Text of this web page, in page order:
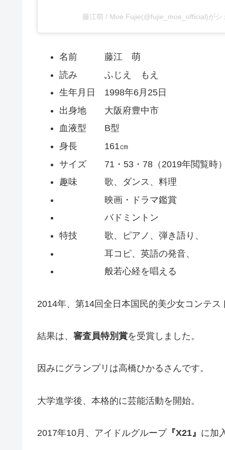
藤江萌 / Moe Fujie(@fujie_moe_official)がシ
名前 藤江 萌
読み ふじえ もえ
生年月日 1998年6月25日
出身地 大阪府豊中市
血液型 B型
身長 161㎝
サイズ 71・53・78（2019年閲覧時）
趣味 歌、ダンス、料理
映画・ドラマ鑑賞
バドミントン
特技 歌、ピアノ、弾き語り、
耳コピ、英語の発音、
般若心経を唱える
2014年、第14回全日本国民的美少女コンテス
結果は、 審査員特別賞を受賞しました。
因みにグランプリは高橋ひかるさんです。
大学進学後、本格的に芸能活動を開始。
2017年10月、アイドルグループ『X21』 に加